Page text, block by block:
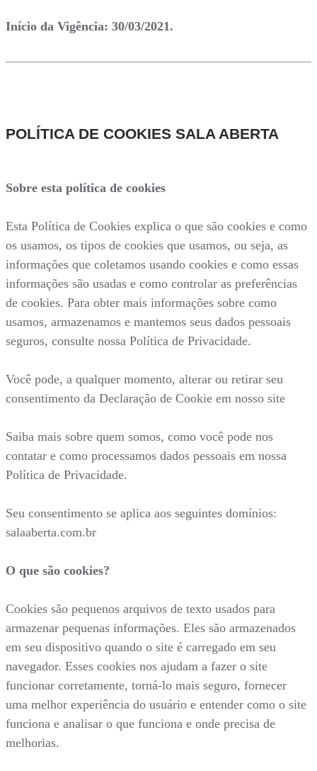
Início da Vigência: 30/03/2021.
POLÍTICA DE COOKIES SALA ABERTA
Sobre esta política de cookies
Esta Política de Cookies explica o que são cookies e como
os usamos, os tipos de cookies que usamos, ou seja, as
informações que coletamos usando cookies e como essas
informações são usadas e como controlar as preferências
de cookies. Para obter mais informações sobre como
usamos, armazenamos e mantemos seus dados pessoais
seguros, consulte nossa Política de Privacidade.
Você pode, a qualquer momento, alterar ou retirar seu
consentimento da Declaração de Cookie em nosso site
Saiba mais sobre quem somos, como você pode nos
contatar e como processamos dados pessoais em nossa
Política de Privacidade.
Seu consentimento se aplica aos seguintes domínios:
salaaberta.com.br
O que são cookies?
Cookies são pequenos arquivos de texto usados para
armazenar pequenas informações. Eles são armazenados
em seu dispositivo quando o site é carregado em seu
navegador. Esses cookies nos ajudam a fazer o site
funcionar corretamente, torná-lo mais seguro, fornecer
uma melhor experiência do usuário e entender como o site
funciona e analisar o que funciona e onde precisa de
melhorias.